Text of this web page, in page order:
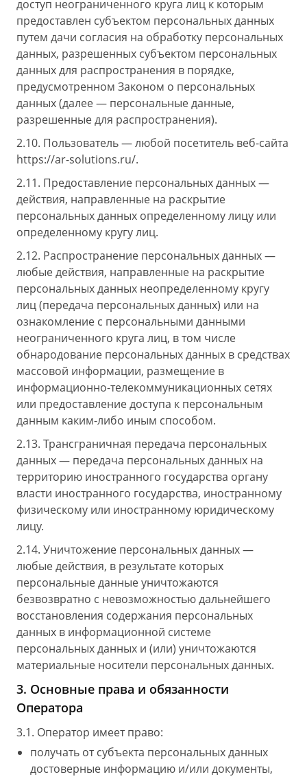
доступ неограниченного круга лиц к которым
предоставлен субъектом персональных данных
путем дачи согласия на обработку персональных
данных, разрешенных субъектом персональных
данных для распространения в порядке,
предусмотренном Законом о персональных
данных (далее — персональные данные,
разрешенные для распространения).
2.10. Пользователь — любой посетитель веб-сайта
https://ar-solutions.ru/.
2.11. Предоставление персональных данных —
действия, направленные на раскрытие
персональных данных определенному лицу или
определенному кругу лиц.
2.12. Распространение персональных данных —
любые действия, направленные на раскрытие
персональных данных неопределенному кругу
лиц (передача персональных данных) или на
ознакомление с персональными данными
неограниченного круга лиц, в том числе
обнародование персональных данных в средствах
массовой информации, размещение в
информационно-телекоммуникационных сетях
или предоставление доступа к персональным
данным каким-либо иным способом.
2.13. Трансграничная передача персональных
данных — передача персональных данных на
территорию иностранного государства органу
власти иностранного государства, иностранному
физическому или иностранному юридическому
лицу.
2.14. Уничтожение персональных данных —
любые действия, в результате которых
персональные данные уничтожаются
безвозвратно с невозможностью дальнейшего
восстановления содержания персональных
данных в информационной системе
персональных данных и (или) уничтожаются
материальные носители персональных данных.
3. Основные права и обязанности
Оператора
3.1. Оператор имеет право:
получать от субъекта персональных данных
достоверные информацию и/или документы,